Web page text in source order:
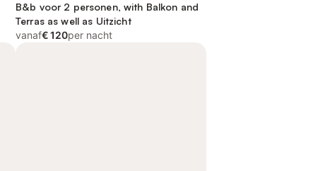
B&b voor 2 personen, with Balkon and
Terras as well as Uitzicht
vanaf€ 120per nacht